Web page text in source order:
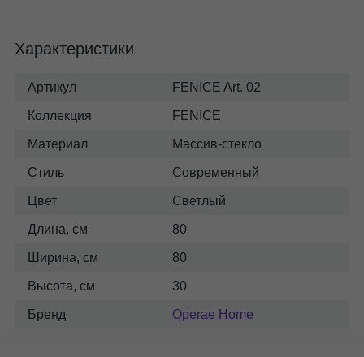
Характеристики
Артикул FENICE Art. 02
Коллекция FENICE
Материал Массив-стекло
Стиль Современный
Цвет Светлый
Длина, см 80
Ширина, см 80
Высота, см 30
Бренд Operae Home